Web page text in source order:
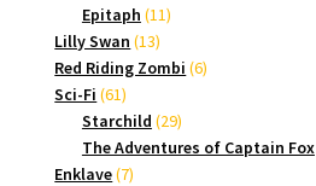
Produkte
Epitaph 1111
Lilly Swan 1313
Produkte
Red Riding Zombi 66
Sci-Fi 6161
Produkte
Starchild 2929
Produkte
The Adventures of Captain Fox
Enklave 77